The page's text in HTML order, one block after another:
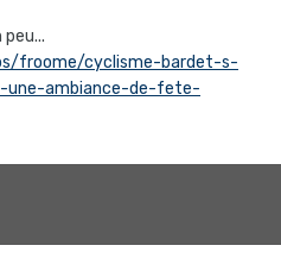
froome/cyclisme-bardet-s-
une-ambiance-de-fete-